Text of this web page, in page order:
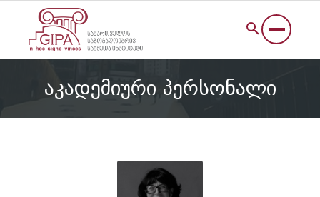
აკადემიური პერსონალი